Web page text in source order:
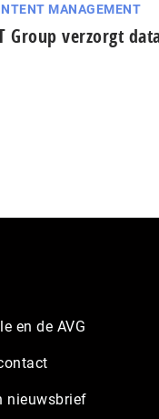
MANAGEMENT
Group verzorgt
en de AVG
nieuwsbrief